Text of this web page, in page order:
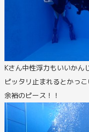
Kさん中性浮力もいいかん
ピッタリ止まれるとかっ
余裕のピース！！